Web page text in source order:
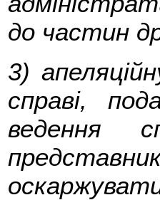
до частин
3)
справі,
ведення